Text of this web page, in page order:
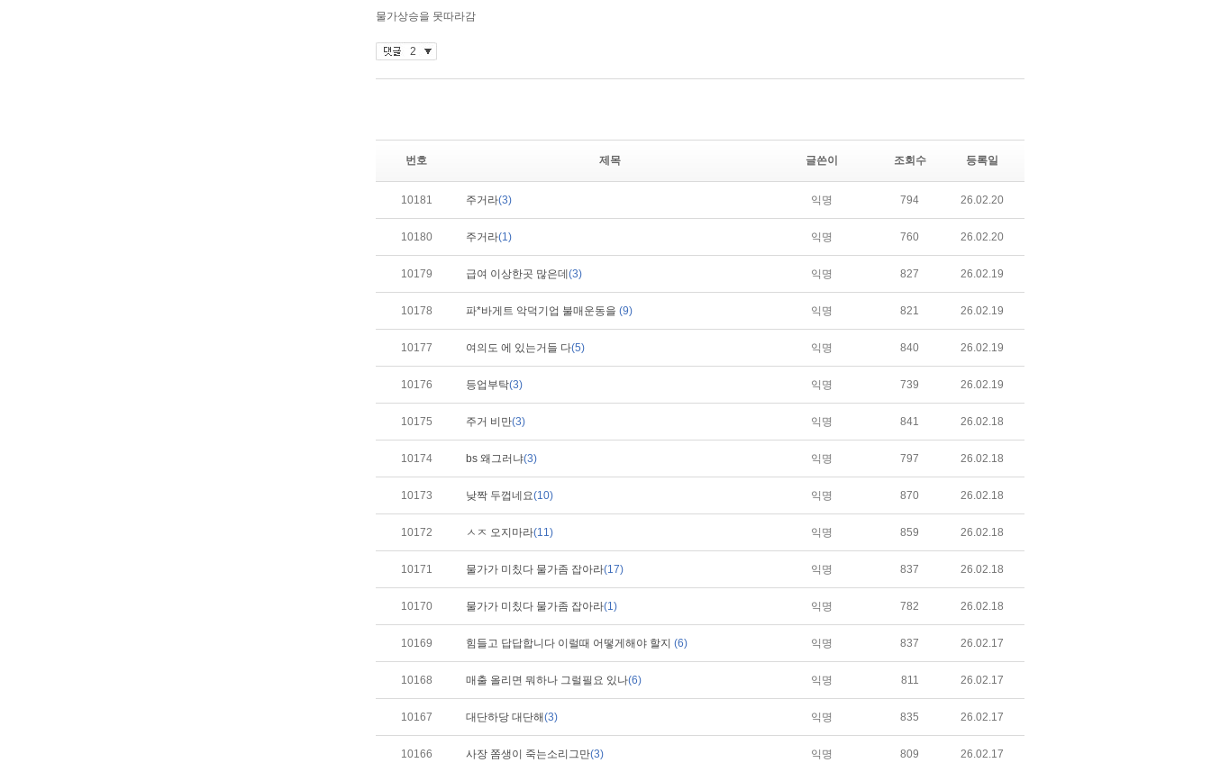
번호 제목 글쓴이 조회수 등록일
10181 주거라(3) 익명 794 26.02.20
10180 주거라(1) 익명 760 26.02.20
10179 급여 이상한곳 많은데 (3) 익명 827 26.02.19
10178 파*바게트 악덕기업 불매운동을 (9) 익명 821 26.02.19
10177 여의도 에 있는거들 다(5) 익명 840 26.02.19
10176 등업부탁(3) 익명 739 26.02.19
10175 주거 비만(3) 익명 841 26.02.18
10174 bs 왜그러냐(3) 익명 797 26.02.18
10173 낮짝 두껍네요(10) 익명 870 26.02.18
10172 ㅅㅈ 오지마라(11) 익명 859 26.02.18
10171 물가가 미칬다 물가좀 잡아라(17) 익명 837 26.02.18
10170 물가가 미칬다 물가좀 잡아라(1) 익명 782 26.02.18
10169 힘들고 답답합니다 이럴때 어떻게해야 할지 (6) 익명 837 26.02.17
10168 매출 올리면 뭐하나 그럴필요 있나(6) 익명 811 26.02.17
10167 대단하당 대단해(3) 익명 835 26.02.17
10166 사장 쫌생이 죽는소리그만(3) 익명 809 26.02.17